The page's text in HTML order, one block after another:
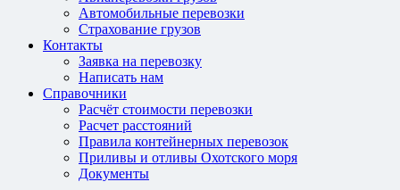
Автомобильные перевозки
Страхование грузов
Контакты
Заявка на перевозку
Написать нам
Справочники
Расчёт стоимости перевозки
Расчет расстояний
Правила контейнерных перевозок
Приливы и отливы Охотского моря
Документы